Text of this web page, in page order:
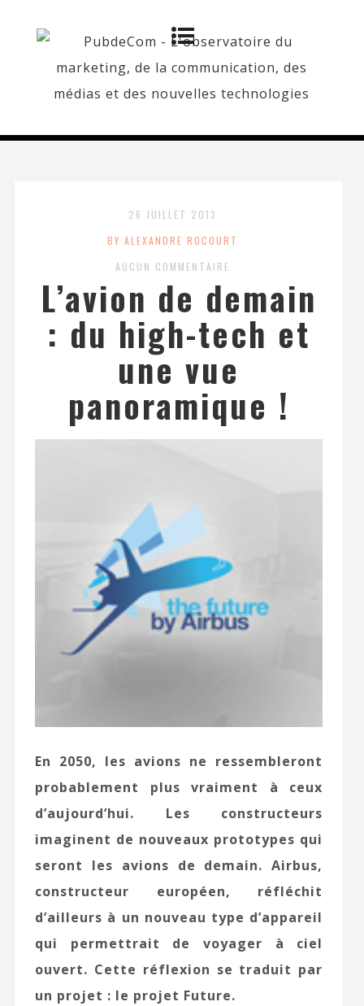
26 JUILLET 2013
BY ALEXANDRE ROCOURT
AUCUN COMMENTAIRE
L’avion de demain
: du high-tech et
une vue
panoramique !
En 2050, les avions ne ressembleront
probablement plus vraiment à ceux
d’aujourd’hui. Les constructeurs
imaginent de nouveaux prototypes qui
seront les avions de demain. Airbus,
constructeur européen, réfléchit
d’ailleurs à un nouveau type d’appareil
qui permettrait de voyager à ciel
ouvert. Cette réflexion se traduit par
un projet : le projet Future.